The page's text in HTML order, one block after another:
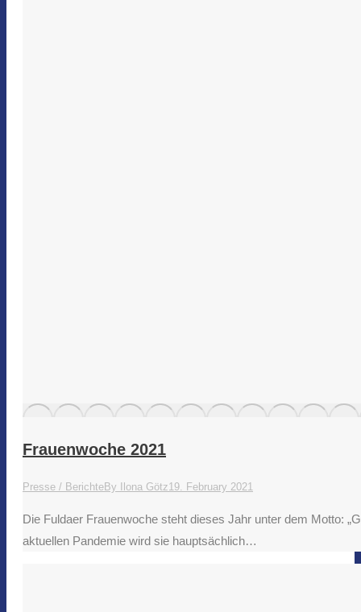
Frauenwoche 2021
Presse / BerichteBy Ilona Götz19. February 2021
Die Fuldaer Frauenwoche steht dieses Jahr unter dem Motto:
aktuellen Pandemie wird sie hauptsächlich…